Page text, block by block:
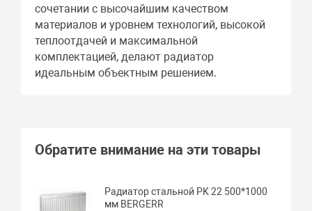
сочетании с высочайшим качеством
материалов и уровнем технологий, высокой
теплоотдачей и максимальной
комплектацией, делают радиатор
идеальным объектным решением.
Обратите внимание на эти товары
Радиатор стальной PK 22 500*1000
мм BERGERR